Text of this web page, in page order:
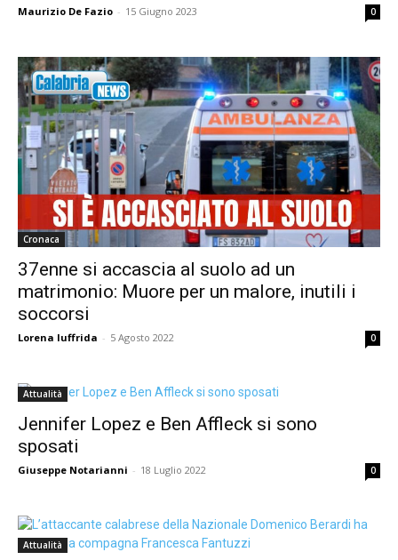
Maurizio De Fazio - 15 Giugno 2023 0
Cronaca
37enne si accascia al suolo ad un
matrimonio: Muore per un malore, inutili i
soccorsi
Lorena Iuffrida - 5 Agosto 2022 0
Attualità
Jennifer Lopez e Ben Affleck si sono
sposati
Giuseppe Notarianni - 18 Luglio 2022 0
Attualità